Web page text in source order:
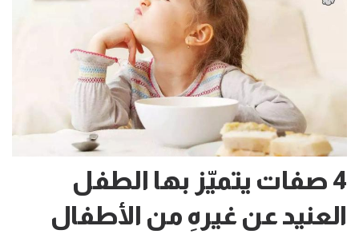
4 صفات يتميّز بها الطفل
العنيد عن غيرهِ من الأطفال